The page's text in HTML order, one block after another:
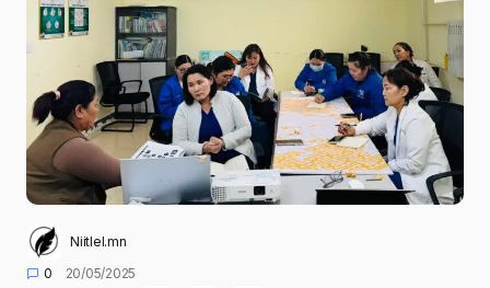
Niitlel.mn
0
20/05/2025